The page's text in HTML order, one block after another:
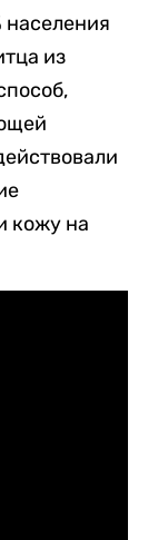
населения
из
кожу на